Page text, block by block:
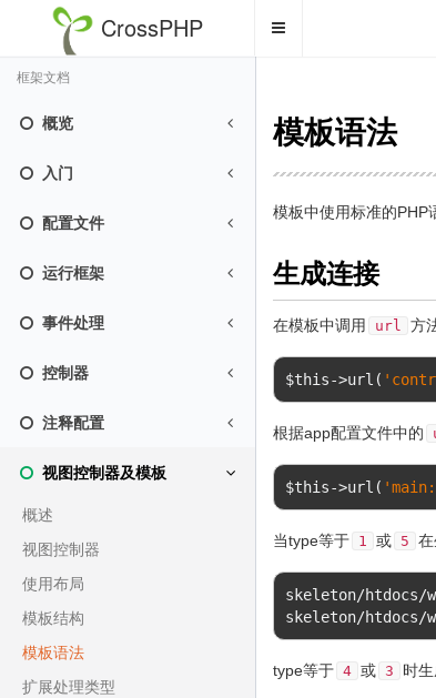
CrossPHP
Toggle
框架文档
概览
入门
配置文件
运行框架
事件处理
控制器
注释配置
视图控制器及模板
概述
视图控制器
使用布局
模板结构
模板语法
扩展处理类型
模板语法
模板中使用标准的PHP
生成连接
在模板中调用 url 方
$this->url (
根据app配置文件中的
$this->url (
当type等于 1 或 5
skeleton/htdocs/
skeleton/htdocs/
type等于 4 或 3 时